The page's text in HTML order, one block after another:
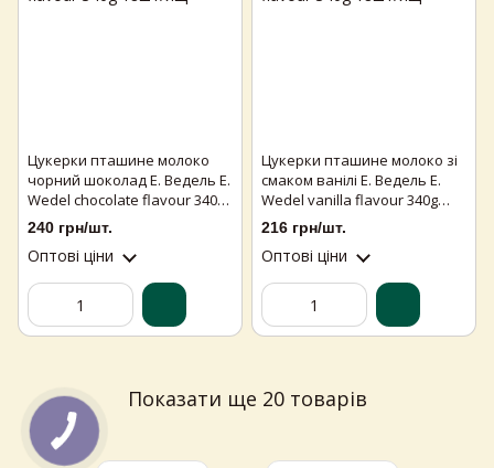
Цукерки пташине молоко
чорний шоколад Е. Ведель E.
Wedel chocolate flavour 340g
18шт/ящ
240 грн/шт.
Оптові ціни
Цукерки пташине молоко зі
смаком ванілі Е. Ведель E.
Wedel vanilla flavour 340g
18шт/ящ
216 грн/шт.
Оптові ціни
Показати ще 20 товарів
Самовивіз з магазинів
магазин і забрати у зручний час 💚